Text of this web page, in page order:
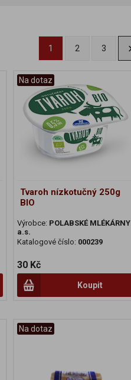
1 2 3
Na dotaz
Tvaroh nízkotučný 250g
BIO
Výrobce: POLABSKÉ MLÉKÁRNY
a.s.
Katalogové číslo: 000239
30 Kč
Koupit
Na dotaz